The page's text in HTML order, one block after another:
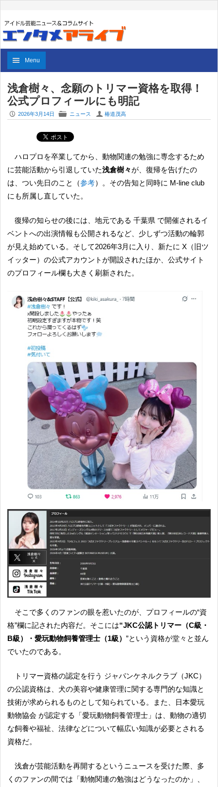
Menu
浅倉樹々、念願のトリマー資格を取得！
公式プロフィールにも明記
P 2026年3月14日 F ニュース U 椿道茂高
ハロプロを卒業してから、動物関連の勉強に専念するため
に芸能活動から引退していた浅倉樹々が、復帰を告げたの
は、つい先日のこと（参考）。その告知と同時に M-line club
にも所属し直していた。
復帰の知らせの後には、地元である 千葉県 で開催されるイ
ベントへの出演情報も公開されるなど、少しずつ活動の輪郭
が見え始めている。そして2026年3月に入り、新たに X（旧ツ
イッター）の公式アカウントが開設されたほか、公式サイト
のプロフィール欄も大きく刷新された。
そこで多くのファンの眼を惹いたのが、プロフィールの“資
格”欄に記された内容だ。そこには“JKC公認トリマー（C級・
B級）・愛玩動物飼養管理士（1級） ”という資格が堂々と並ん
でいたのである。
トリマー資格の認定を行う ジャパンケネルクラブ（JKC）
の公認資格は、犬の美容や健康管理に関する専門的な知識と
技術が求められるものとして知られている。また、日本愛玩
動物協会 が認定する「愛玩動物飼養管理士」は、動物の適切
な飼養や福祉、法律などについて幅広い知識が必要とされる
資格だ。
浅倉が芸能活動を再開するというニュースを受けた際、多
くのファンの間では「動物関連の勉強はどうなったのか」、